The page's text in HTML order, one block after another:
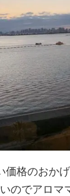
価格のおか
のでアロマ